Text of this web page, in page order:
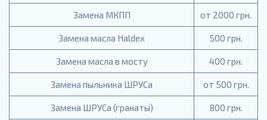
Замена МКПП от 2000 грн.
Замена масла Haldex 500 грн.
Замена масла в мосту 400 грн.
Замена пыльника ШРУСа от 500 грн.
Замена ШРУСа (гранаты) 800 грн.